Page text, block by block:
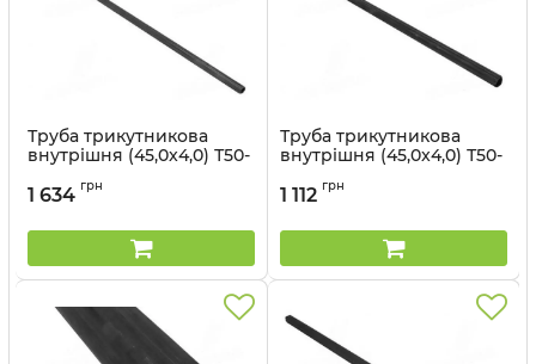
Труба трикутникова
внутрішня (45,0x4,0) Т50-
Прогрес
1 634 грн
Труба трикутникова
внутрішня (45,0x4,0) Т50-
Артикул:
1 112 грн